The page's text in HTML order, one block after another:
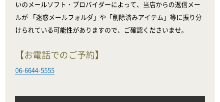
いのメールソフト・プロバイダーによって、当店からの返信メー
ルが 「迷惑メールフォルダ」や「削除済みアイテム」等に振り分
けられている可能性がありますので、ご確認くださいませ。
【お電話でのご予約】
06-6644-5555